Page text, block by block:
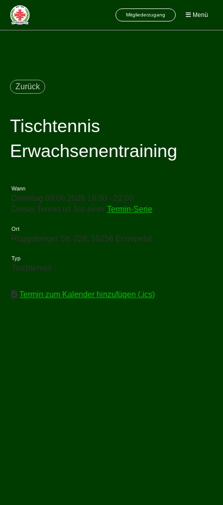
Mitgliederzugang Menü
Zurück
Tischtennis
Erwachsenentraining
Wann
Dienstag 09.06.2026 18:30 - 22:00
Dieser Termin ist Teil einer Termin-Serie
Ort
Rüggeberger Str. 228, 58256 Ennepetal
Typ
Tischtennis
Termin zum Kalender hinzufügen (.ics)